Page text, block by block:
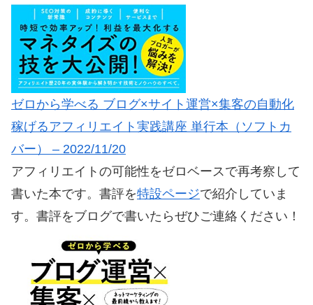
ゼロから学べる ブログ×サイト運営×集客の自動化
稼げるアフィリエイト実践講座 単行本（ソフトカ
バー） – 2022/11/20
アフィリエイトの可能性をゼロベースで再考察して
書いた本です。書評を特設ページで紹介していま
す。書評をブログで書いたらぜひご連絡ください！